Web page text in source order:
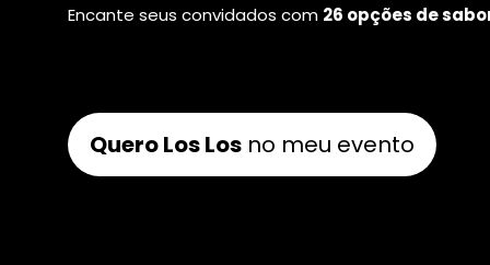
Encante seus convidados com 26 opções de
Quero Los Los no meu evento